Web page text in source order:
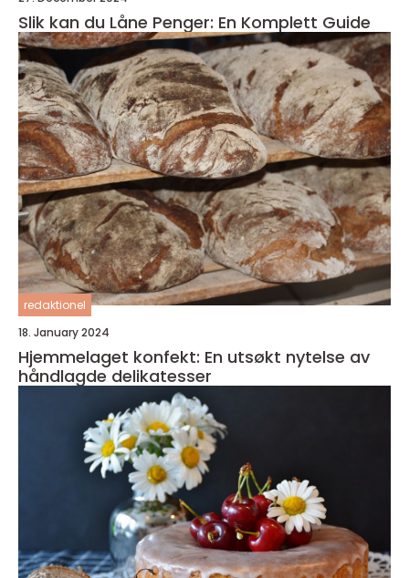
Slik kan du Låne Penger: En Komplett Guide
redaktionel
18. January 2024
Hjemmelaget konfekt: En utsøkt nytelse av
håndlagde delikatesser